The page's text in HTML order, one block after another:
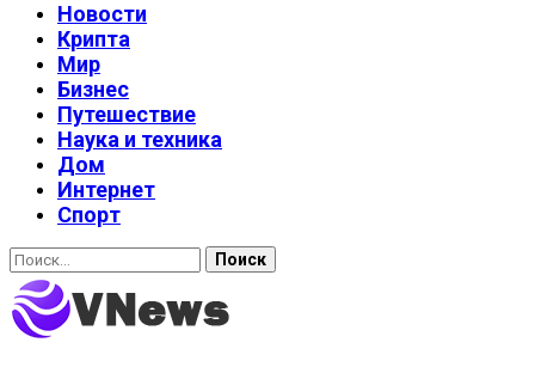
Новости
Крипта
Мир
Бизнес
Путешествие
Наука и техника
Дом
Интернет
Спорт
Найти: